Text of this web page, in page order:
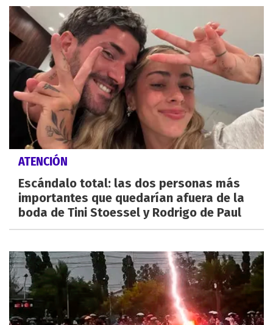
ATENCIÓN
Escándalo total: las dos personas más
importantes que quedarían afuera de la
boda de Tini Stoessel y Rodrigo de Paul